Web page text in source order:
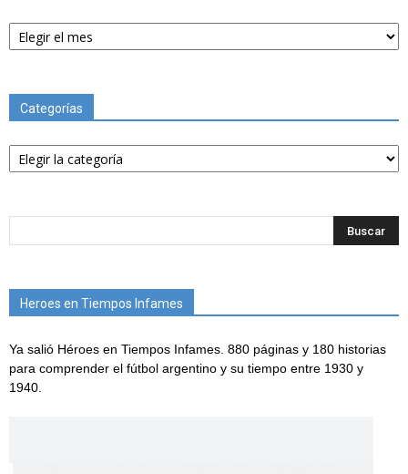
Archivos
Categorías
Categorías
Heroes en Tiempos Infames
Ya salió Héroes en Tiempos Infames. 880 páginas y 180 historias
para comprender el fútbol argentino y su tiempo entre 1930 y
1940.